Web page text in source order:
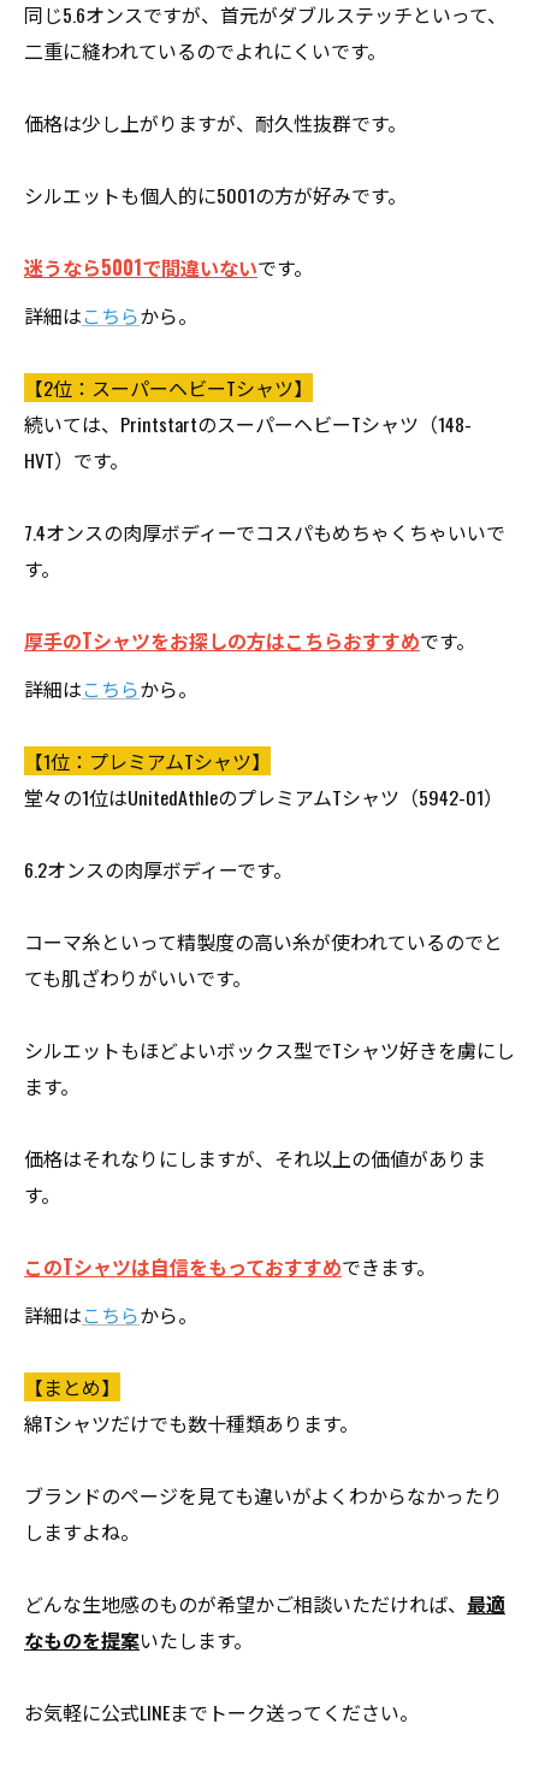
同じ5.6オンスですが、首元がダブルステッチといって、
二重に縫われているのでよれにくいです。
価格は少し上がりますが、耐久性抜群です。
シルエットも個人的に5001の方が好みです。
迷うなら5001で間違いないです。
詳細はこちらから。
【2位：スーパーヘビーTシャツ】
続いては、PrintstartのスーパーヘビーTシャツ（148-
HVT）です。
7.4オンスの肉厚ボディーでコスパもめちゃくちゃいいで
す。
厚手のTシャツをお探しの方はこちらおすすめです。
詳細はこちらから。
【1位：プレミアムTシャツ】
堂々の1位はUnitedAthleのプレミアムTシャツ（5942-01）
6.2オンスの肉厚ボディーです。
コーマ糸といって精製度の高い糸が使われているのでと
ても肌ざわりがいいです。
シルエットもほどよいボックス型でTシャツ好きを虜にし
ます。
価格はそれなりにしますが、それ以上の価値がありま
す。
このTシャツは自信をもっておすすめできます。
詳細はこちらから。
【まとめ】
綿Tシャツだけでも数十種類あります。
ブランドのページを見ても違いがよくわからなかったり
しますよね。
どんな生地感のものが希望かご相談いただければ、 最適
なものを提案いたします。
お気軽に公式LINEまでトーク送ってください。